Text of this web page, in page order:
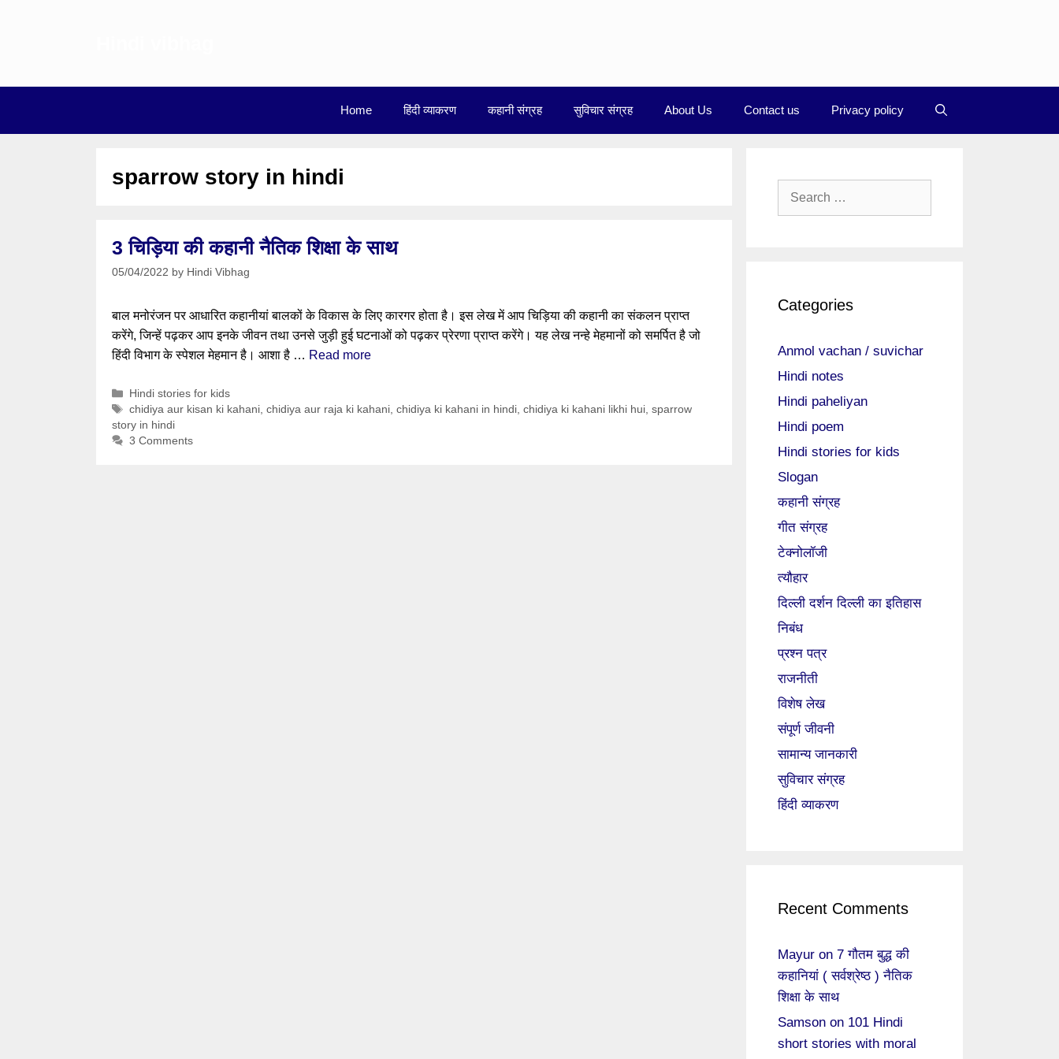
Home हिंदी व्याकरण कहानी संग्रह सुविचार संग्रह About Us Contact us Privacy policy
sparrow story in hindi
3 चिड़िया की कहानी नैतिक शिक्षा के साथ
05/04/2022 by Hindi Vibhag
बाल मनोरंजन पर आधारित कहानीयां बालकों के विकास के लिए कारगर होता है। इस लेख में आप चिड़िया की कहानी का संकलन प्राप्त
करेंगे, जिन्हें पढ़कर आप इनके जीवन तथा उनसे जुड़ी हुई घटनाओं को पढ़कर प्रेरणा प्राप्त करेंगे। यह लेख नन्हे मेहमानों को समर्पित है जो
हिंदी विभाग के स्पेशल मेहमान है। आशा है … Read more
Categories
Hindi stories for kids
Tags
chidiya aur kisan ki kahani, chidiya aur raja ki kahani, chidiya ki kahani in hindi, chidiya ki kahani likhi hui, sparrow
story in hindi
3 Comments
Search
Categories
Anmol vachan / suvichar
Hindi notes
Hindi paheliyan
Hindi poem
Hindi stories for kids
Slogan
कहानी संग्रह
गीत संग्रह
टेक्नोलॉजी
त्यौहार
दिल्ली दर्शन दिल्ली का इतिहास
निबंध
प्रश्न पत्र
राजनीती
विशेष लेख
संपूर्ण जीवनी
सामान्य जानकारी
सुविचार संग्रह
हिंदी व्याकरण
Recent Comments
Mayur on 7 गौतम बुद्ध की
कहानियां ( सर्वश्रेष्ठ ) नैतिक
शिक्षा के साथ
Samson on 101 Hindi
short stories with moral